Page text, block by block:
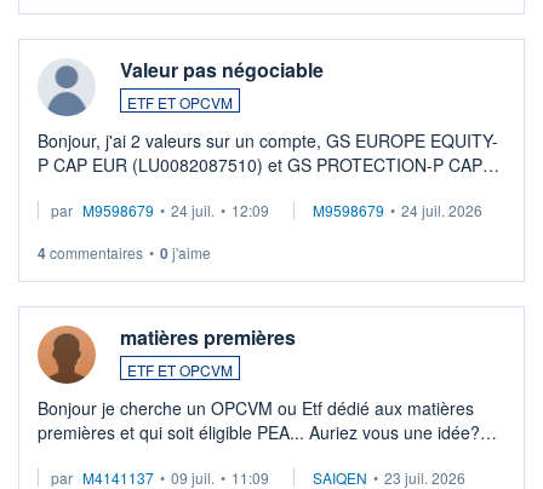
Valeur pas négociable
ETF ET OPCVM
Bonjour, j'ai 2 valeurs sur un compte, GS EUROPE EQUITY-
P CAP EUR (LU0082087510) et GS PROTECTION-P CAP
veux procéder à la vente, on me signale ...
par M9598679 • 24 juil. • 12:09 M9598679 • 24 juil. 2026
4commentaires • 0j'aime
matières premières
ETF ET OPCVM
Bonjour je cherche un OPCVM ou Etf dédié aux matières
premières et qui soit éligible PEA... Auriez vous une idée?
par M4141137 • 09 juil. • 11:09 SAIQEN • 23 juil. 2026